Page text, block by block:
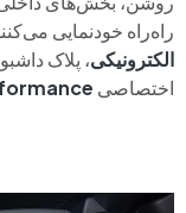
راه‌راه خودنمایی
الکترونیکی، پلاک
اختصاصی